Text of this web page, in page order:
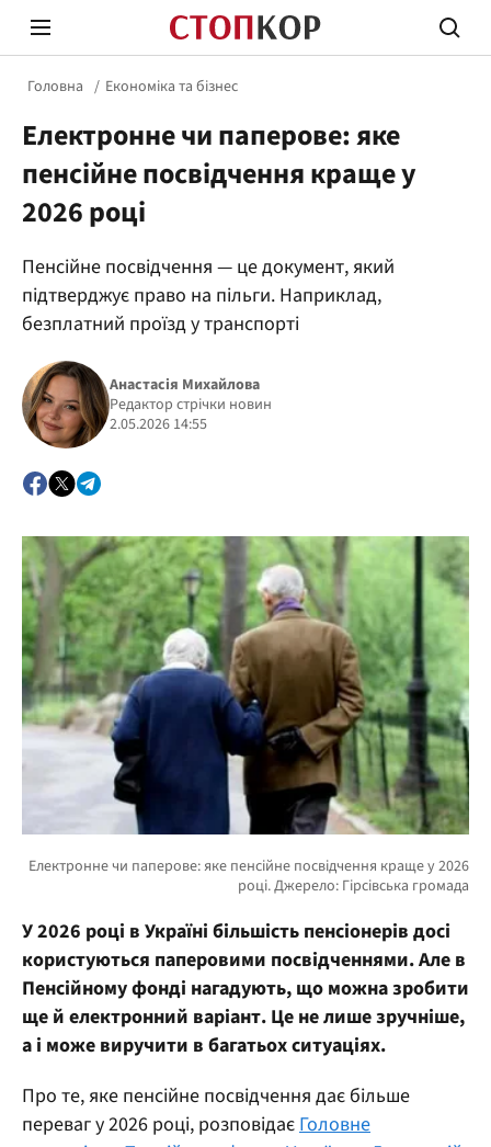
Політика
Головна Економіка та бізнес
Електронне чи паперове: яке
пенсійне посвідчення краще у
2026 році
Пенсійне посвідчення — це документ, який
підтверджує право на пільги. Наприклад,
безплатний проїзд у транспорті
Анастасія Михайлова
Редактор стрічки новин
2.05.2026 14:55
У 2026 році в Україні більшість пенсіонерів досі
користуються паперовими посвідченнями. Але в
Пенсійному фонді нагадують, що можна зробити
ще й електронний варіант. Це не лише зручніше,
а і може виручити в багатьох ситуаціях.
Про те, яке пенсійне посвідчення дає більше
переваг у 2026 році, розповідає Головне